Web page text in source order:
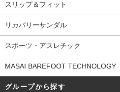
スリップ＆フィット
リカバリーサンダル
スポーツ・アスレチック
MASAI BAREFOOT TECHNOLOGY
グループから探す